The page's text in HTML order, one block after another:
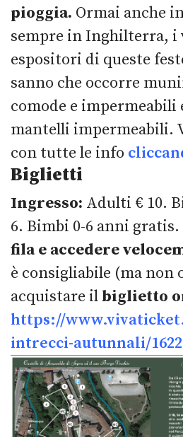
pioggia. Ormai anche
sempre in Inghilterra,
espositori di queste
sanno che occorre
comode e impermeabili
mantelli impermeabili.
con tutte le info
Biglietti
Ingresso: Adulti € 10.
6. Bimbi 0-6 anni gratis.
fila e accedere
è consigliabile (ma non
acquistare ilbiglietto
https://
intrecci-autunnali/